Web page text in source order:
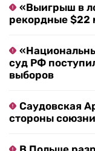
«Выигрыш в
рекордные $22
суд РФ
выборов
Саудовская
стороны